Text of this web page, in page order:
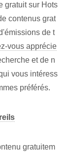
gratuit sur Hots
contenus grat
de t
vous apprécie
et de n
vous intéress
préférés.
⁢gratuitem